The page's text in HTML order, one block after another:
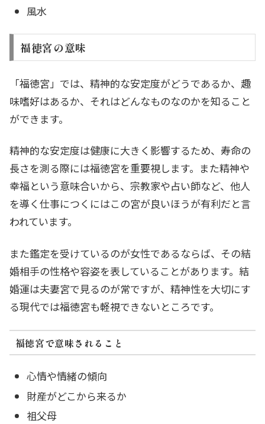
風水
福徳宮の意味
「福徳宮」では、精神的な安定度がどうであるか、趣
味嗜好はあるか、それはどんなものなのかを知ること
ができます。
精神的な安定度は健康に大きく影響するため、寿命の
長さを測る際には福徳宮を重要視します。また精神や
幸福という意味合いから、宗教家や占い師など、他人
を導く仕事につくにはこの宮が良いほうが有利だと言
われています。
また鑑定を受けているのが女性であるならば、その結
婚相手の性格や容姿を表していることがあります。結
婚運は夫妻宮で見るのが常ですが、精神性を大切にす
る現代では福徳宮も軽視できないところです。
福徳宮で意味されること
心情や情緒の傾向
財産がどこから来るか
祖父母